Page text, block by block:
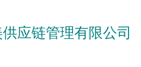
应链管理有限公司